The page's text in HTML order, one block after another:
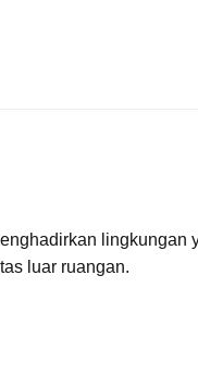
lingkungan
luar ruangan.